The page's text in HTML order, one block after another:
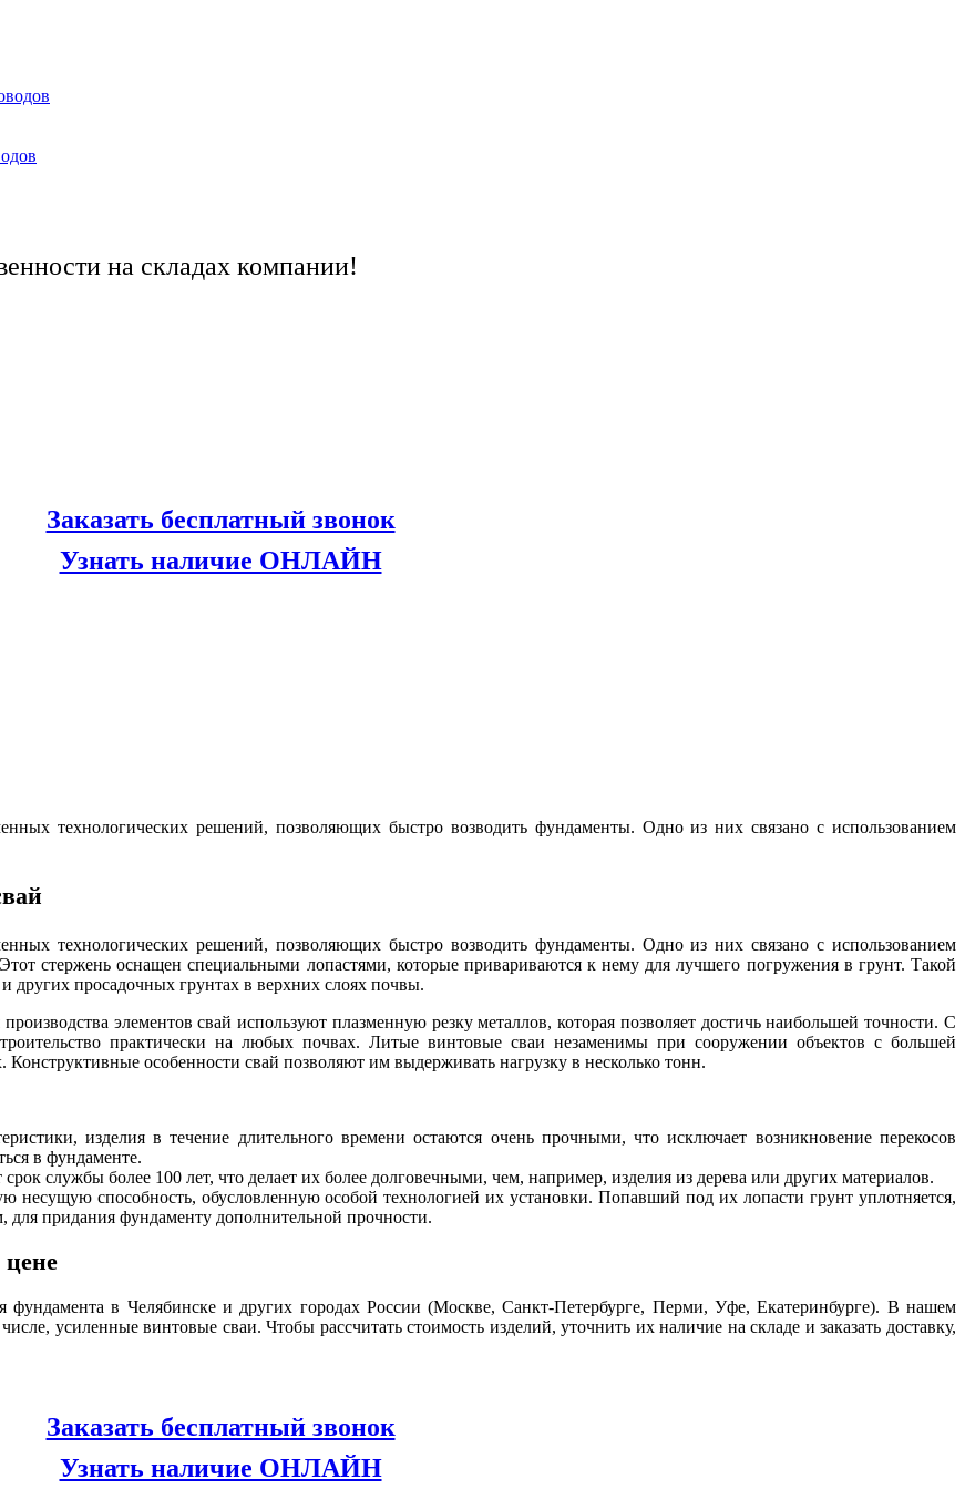
на складах компании!
Заказать бесплатный звонок
Узнать наличие ОНЛАЙН
технологических решений, позволяющих быстро возводить фундаменты. Одно из них связано с использованием
технологических решений, позволяющих быстро возводить фундаменты. Одно из них связано с использованием
стержень оснащен специальными лопастями, которые привариваются к нему для лучшего погружения в грунт. Такой
других просадочных грунтах в верхних слоях почвы.
элементов свай используют плазменную резку металлов, которая позволяет достичь наибольшей точности. С
практически на любых почвах. Литые винтовые сваи незаменимы при сооружении объектов с большей
особенности свай позволяют им выдерживать нагрузку в несколько тонн.
изделия в течение длительного времени остаются очень прочными, что исключает возникновение перекосов
в фундаменте.
службы более 100 лет, что делает их более долговечными, чем, например, изделия из дерева или других материалов.
несущую способность, обусловленную особой технологией их установки. Попавший под их лопасти грунт уплотняется,
для придания фундаменту дополнительной прочности.
фундамента в Челябинске и других городах России (Москве, Санкт-Петербурге, Перми, Уфе, Екатеринбурге). В нашем
усиленные винтовые сваи. Чтобы рассчитать стоимость изделий, уточнить их наличие на складе и заказать доставку,
Заказать бесплатный звонок
Узнать наличие ОНЛАЙН